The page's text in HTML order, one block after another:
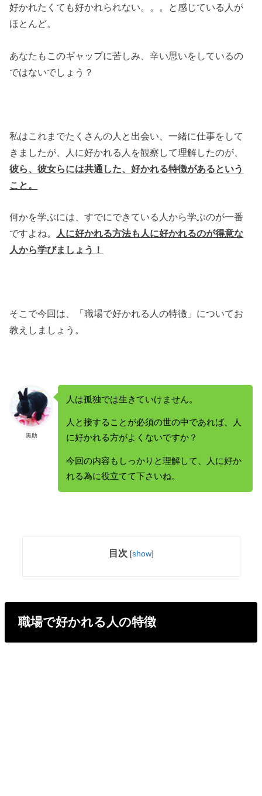
好かれたくても好かれられない。。。と感じている人が
ほとんど。
あなたもこのギャップに苦しみ、辛い思いをしているの
ではないでしょう？
私はこれまでたくさんの人と出会い、一緒に仕事をして
きましたが、人に好かれる人を観察して理解したのが、
彼ら、彼女らには共通した、好かれる特徴があるという
こと。
何かを学ぶには、すでにできている人から学ぶのが一番
ですよね。
人に好かれる方法も人に好かれるのが得意な
人から学びましょう！
そこで今回は、「職場で好かれる人の特徴」についてお
教えしましょう。
黒助
人は孤独では生きていけません。
人と接することが必須の世の中であれば、人
に好かれる方がよくないですか？
今回の内容もしっかりと理解して、人に好か
れる為に役立てて下さいね。
目次 [show]
職場で好かれる人の特徴